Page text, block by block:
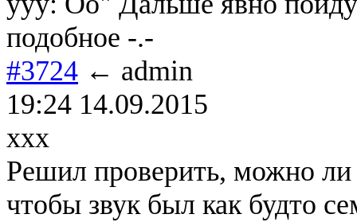
подобное -.-
#3724 ← admin
19:24 14.09.2015
xxx
Решил проверить, можно ли
чтобы звук был как будто